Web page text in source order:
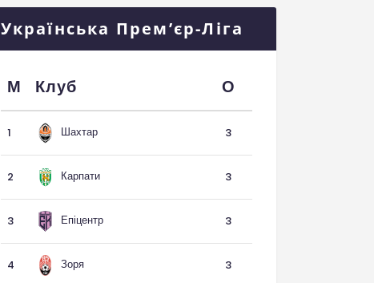
Українська Прем’єр-Ліга
М Клуб О
1 Шахтар 3
2 Карпати 3
3 Епіцентр 3
4 Зоря 3